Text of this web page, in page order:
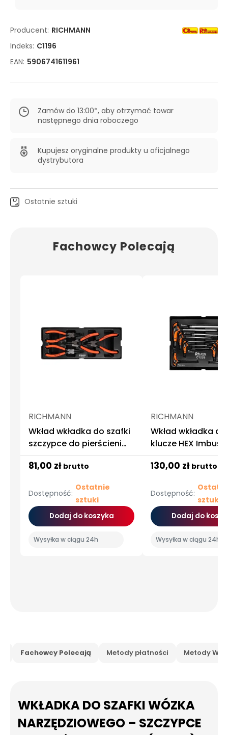
Producent: RICHMANN
Indeks: C1196
EAN: 5906741611961
Zamów do 13:00*, aby otrzymać towar
następnego dnia roboczego
Kupujesz oryginalne produkty u oficjalnego
dystrybutora
Ostatnie sztuki
Fachowcy Polecają
RICHMANN
Wkład wkładka do szafki
szczypce do pierścieni
osadczych segera kpl. 4
el. Richmann
81,00 zł brutto
Dostępność:
Ostatnie
sztuki
Dodaj do koszyka
Wysyłka w ciągu 24h
RICHMANN
Wkład wkładka
klucze HEX Imbus
kpl. 9 el. Richmann
130,00 zł brutto
Dostępność:
sztuki
Dodaj do
Wysyłka w ciągu 24h
Fachowcy Polecają Metody płatności Metody
WKŁADKA DO SZAFKI WÓZKA
NARZĘDZIOWEGO – SZCZYPCE